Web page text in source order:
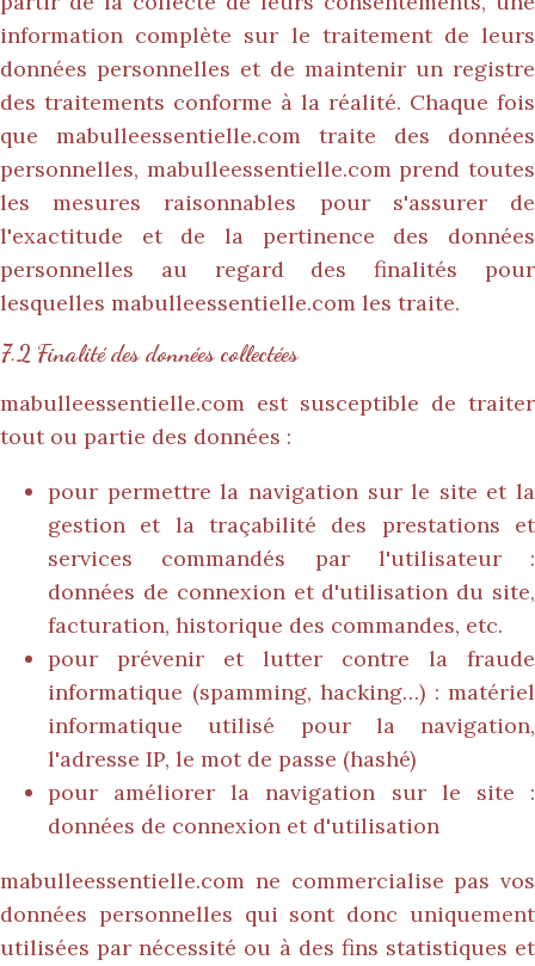
information complète sur le traitement de leurs
données personnelles et de maintenir un registre
des traitements conforme à la réalité. Chaque fois
que mabulleessentielle.com traite des données
personnelles, mabulleessentielle.comprend toutes
les mesures raisonnables pour s'assurer de
l'exactitude et de la pertinence des données
personnelles au regard des finalités pour
lesquelles mabulleessentielle.com les traite.
7.2 Finalité des données collectées
mabulleessentielle.com est susceptible de traiter
tout ou partie des données :
pour permettre la navigation sur le site et la
gestion et la traçabilité des prestations et
services commandés par l'utilisateur :
données de connexion et d'utilisation du site,
facturation, historique des commandes, etc.
pour prévenir et lutter contre la fraude
informatique (spamming, hacking…) : matériel
informatique utilisé pour la navigation,
l'adresse IP, le mot de passe (hashé)
pour améliorer la navigation sur le site :
données de connexion et d'utilisation
mabulleessentielle.com ne commercialise pas vos
données personnelles qui sont donc uniquement
utilisées par nécessité ou à des fins statistiques et